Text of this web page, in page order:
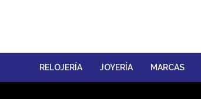
RELOJERÍA JOYERÍA MARCAS